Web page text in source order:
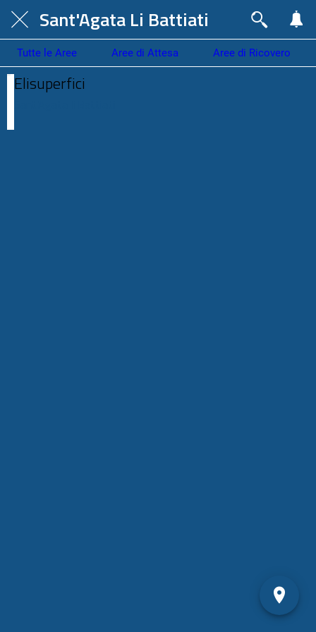
Sant'Agata Li Battiati
Tutte le Aree Aree di Attesa Aree di Ricovero
Elisuperfici